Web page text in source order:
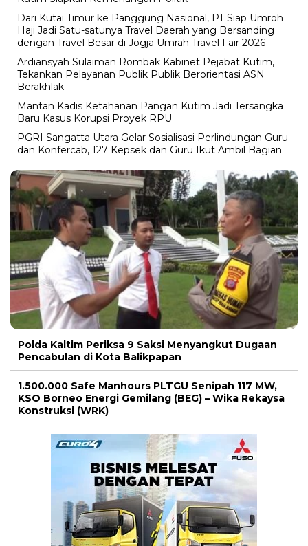
Dari Kutai Timur ke Panggung Nasional, PT Siap Umroh
Haji Jadi Satu-satunya Travel Daerah yang Bersanding
dengan Travel Besar di Jogja Umrah Travel Fair 2026
Ardiansyah Sulaiman Rombak Kabinet Pejabat Kutim,
Tekankan Pelayanan Publik Publik Berorientasi ASN
Berakhlak
Mantan Kadis Ketahanan Pangan Kutim Jadi Tersangka
Baru Kasus Korupsi Proyek RPU
PGRI Sangatta Utara Gelar Sosialisasi Perlindungan Guru
dan Konfercab, 127 Kepsek dan Guru Ikut Ambil Bagian
Polda Kaltim Periksa 9 Saksi Menyangkut Dugaan
Pencabulan di Kota Balikpapan
1.500.000 Safe Manhours PLTGU Senipah 117 MW,
KSO Borneo Energi Gemilang (BEG) – Wika Rekaysa
Konstruksi (WRK)